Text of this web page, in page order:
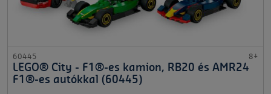
60445 8+
LEGO® City - F1®-es kamion, RB20 és AMR24
F1®-es autókkal (60445)